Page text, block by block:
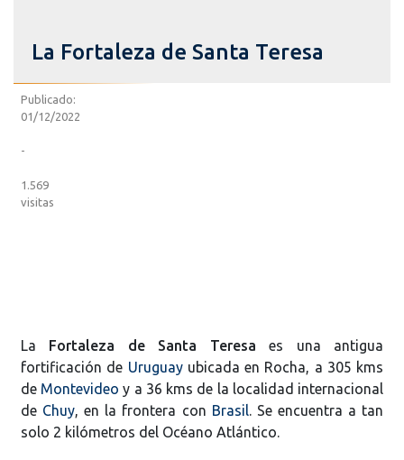
La Fortaleza de Santa Teresa
Publicado:
01/12/2022
-
1.569
visitas
La Fortaleza de Santa Teresa es una antigua
fortificación de Uruguayubicada en Rocha, a 305 kms
de Montevideo y a 36 kms de la localidad internacional
de Chuy, en la frontera con Brasil. Se encuentra a tan
solo 2 kilómetros del Océano Atlántico.